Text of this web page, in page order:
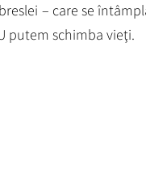
– care se
putem schimba vieţi.